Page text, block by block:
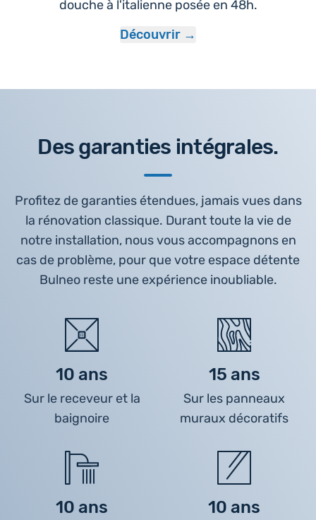
douche à l'italienne posée en 48h.
Découvrir
Des garanties intégrales.
Profitez de garanties étendues, jamais vues dans
la rénovation classique. Durant toute la vie de
notre installation, nous vous accompagnons en
cas de problème, pour que votre espace détente
Bulneo reste une expérience inoubliable.
10 ans
Sur le receveur et la
baignoire
15 ans
Sur les panneaux
muraux décoratifs
10 ans 10 ans